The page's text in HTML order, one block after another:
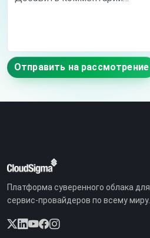
Отправить на рассмотрение
Платформа суверенного облака для
сервис-провайдеров по всему миру.